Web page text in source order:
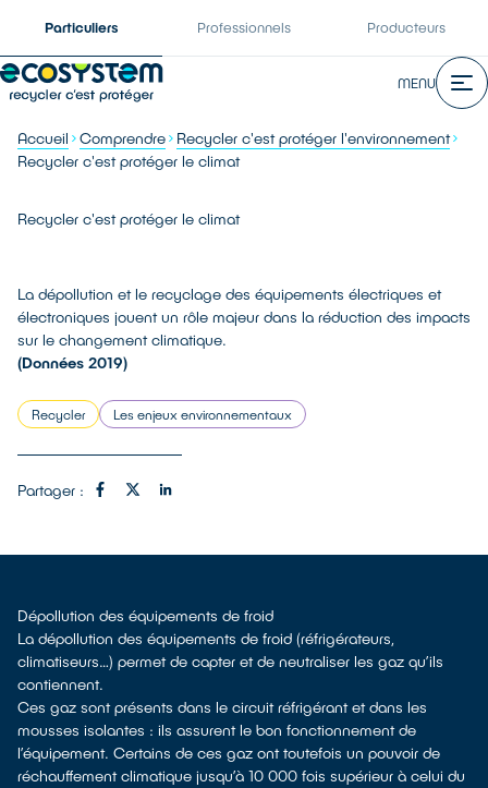
Particuliers Professionnels Producteurs
MENU
Accueil Comprendre
Recycler c'est protéger l'environnement
Recycler c'est protéger le climat
Recycler c'est protéger le climat
La dépollution et le recyclage des équipements électriques et
électroniques jouent un rôle majeur dans la réduction des impacts
sur le changement climatique.
(Données 2019)
Recycler Les enjeux environnementaux
Partager :
Dépollution des équipements de froid
La dépollution des équipements de froid (réfrigérateurs,
climatiseurs…) permet de capter et de neutraliser les gaz qu’ils
contiennent.
Ces gaz sont présents dans le circuit réfrigérant et dans les
mousses isolantes : ils assurent le bon fonctionnement de
l’équipement. Certains de ces gaz ont toutefois un pouvoir de
réchauffement climatique jusqu’à 10 000 fois supérieur à celui du